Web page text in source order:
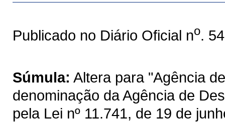
Publicado no Diário Oficial no.
Súmula: Altera para "Agência
denominação da Agência de
pela Lei nº 11.741, de 19 de